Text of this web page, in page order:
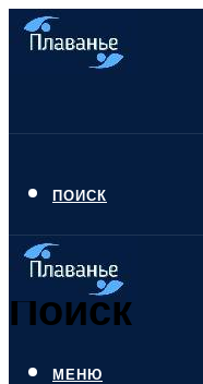
ПОИСК
Поиск
МЕНЮ